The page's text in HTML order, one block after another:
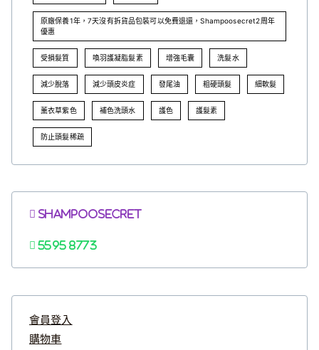
原廠保養1年，7天沒有拆貨品包裝可以免費退還，Shampoosecret2周年
優惠
受損髮質 喚羽護凝脂髮素 增強毛囊 洗髮水
減少脫落 減少頭皮炎症 發尾油 粗硬頭髮 細軟髮
薰衣草紫色 補色洗頭水 護色 護髮素
防止頭髮稀疏
Shampoosecret
5595 8773
會員登入
購物車